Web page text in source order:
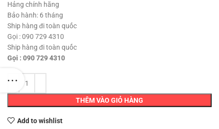
Hảng chính hãng
Bảo hành: 6 tháng
Ship hàng đi toàn quốc
Gọi : 090 729 4310
Ship hàng đi toàn quốc
Gọi : 090 729 4310
THÊM VÀO GIỎ HÀNG
Add to wishlist